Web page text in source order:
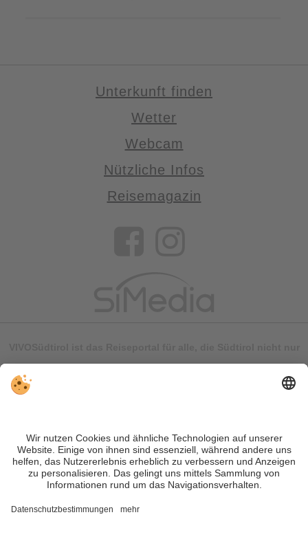
Unterkunft finden
Wetter
Webcam
Nützliche Infos
Reisemagazin
können Fehler auftreten. Wir übernehmen keine Gewähr für
die Richtigkeit und Vollständigkeit aller Informationen.
Informieren Sie sich sicherheitshalber nochmals beim
Veranstalter vor Ort über die aktuellen Bedingungen.